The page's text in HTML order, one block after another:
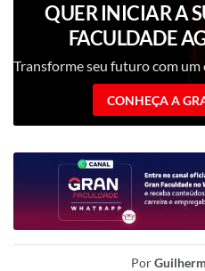
QUER INICIAR A
FACULDADE
CONHEÇA A
Por